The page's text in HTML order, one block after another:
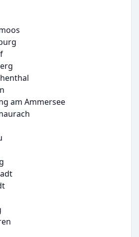
am Ammersee